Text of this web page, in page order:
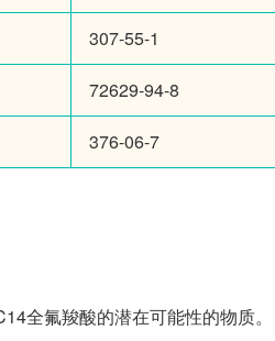
307-55-1
72629-94-8
376-06-7
全氟羧酸的潜在可能性的物质。